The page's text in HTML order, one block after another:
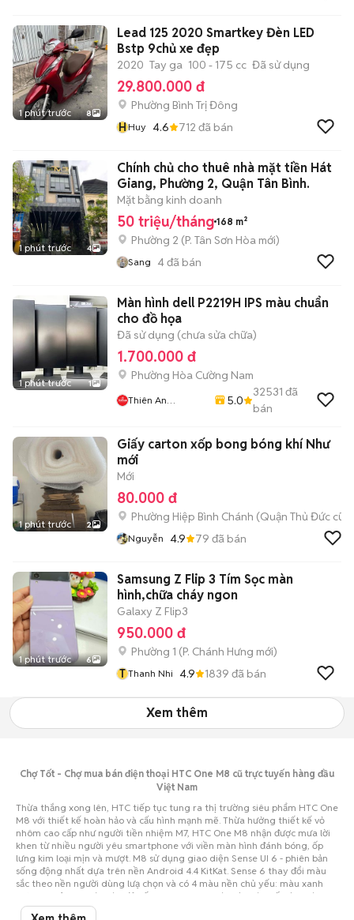
1 phút trước 8
Lead 125 2020 Smartkey Đèn LED
Bstp 9chủ xe đẹp
2020 Tay ga 100 - 175 cc Đã sử dụng
29.800.000 đ
Phường Bình Trị Đông
HHuy 4.6 712 đã bán
1 phút trước 4
Chính chủ cho thuê nhà mặt tiền Hát
Giang, Phường 2, Quận Tân Bình.
Mặt bằng kinh doanh
50 triệu/tháng 168 m²
Phường 2 (P. Tân Sơn Hòa mới)
Sang 4đã bán
1 phút trước 1
Màn hình dell P2219H IPS màu chuẩn
cho đồ họa
Đã sử dụng (chưa sửa chữa)
1.700.000 đ
Phường Hòa Cường Nam
Thiên An
5.0
32531 đã
bán
1 phút trước 2
Giấy carton xốp bong bóng khí Như
mới
Mới
80.000 đ
Phường Hiệp Bình Chánh (Quận Thủ Đức cũ)
Nguyễn 4.9 79 đã bán
1 phút trước 6
Samsung Z Flip 3 Tím Sọc màn
hình,chữa cháy ngon
Galaxy Z Flip3
950.000 đ
Phường 1 (P. Chánh Hưng mới)
T Thanh Nhi 4.9 1839 đã bán
Xem thêm
Chợ Tốt - Chợ mua bán điện thoại HTC One M8 cũ trực tuyến hàng đầu
Việt Nam
Thừa thắng xong lên, HTC tiếp tục tung ra thị trường siêu phẩm HTC One
M8 với thiết kế hoàn hảo và cấu hình mạnh mẽ. Thừa hưởng thiết kế vỏ
nhôm cao cấp như người tiền nhiệm M7, HTC One M8 nhận được mưa lời
khen từ nhiều người yêu smartphone với viền màn hình đánh bóng, ốp
lưng kim loại mịn và mượt. M8 sử dụng giao diện Sense UI 6 - phiên bản
sống động nhất dựa trên nền Android 4.4 KitKat. Sense 6 thay đổi màu
sắc theo nền người dùng lưạ chọn và có 4 màu nền chủ yếu: màu xanh
dương ngả xanh lá; màu đỏ kết hợp da cam; màu tím và cuối cùng là
màu đen - trắng truyền thống trên hình nền ngả xám.